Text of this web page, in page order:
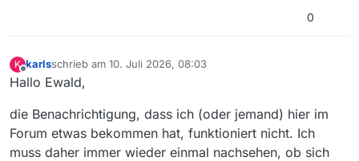
0
K
Offline
karlsschrieb am 10. Juli 2026, 08:03
zuletzt editiert von
Hallo Ewald,
die Benachrichtigung, dass ich (oder jemand) hier im
Forum etwas bekommen hat, funktioniert nicht. Ich
muss daher immer wieder einmal nachsehen, ob sich